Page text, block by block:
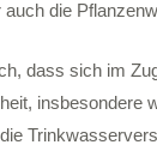
die
dass sich im
insbesondere